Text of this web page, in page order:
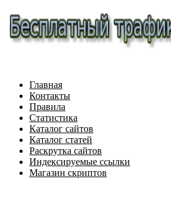
Главная
Контакты
Правила
Статистика
Каталог сайтов
Каталог статей
Раскрутка сайтов
Индексируемые ссылки
Магазин скриптов